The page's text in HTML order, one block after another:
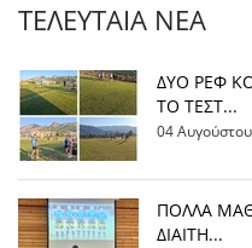
ΤΕΛΕΥΤΑΊΑ ΝΈΑ
ΔΥΟ ΡΕΦ
ΤΟ ΤΕΣΤ...
04
ΠΟΛΛΑ
ΔΙΑΙΤΗ...